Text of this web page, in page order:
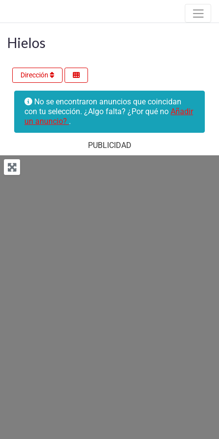
Hielos
Dirección
No se encontraron anuncios que coincidan
con tu selección. ¿Algo falta? ¿Por qué no Añadir
un anuncio? .
PUBLICIDAD